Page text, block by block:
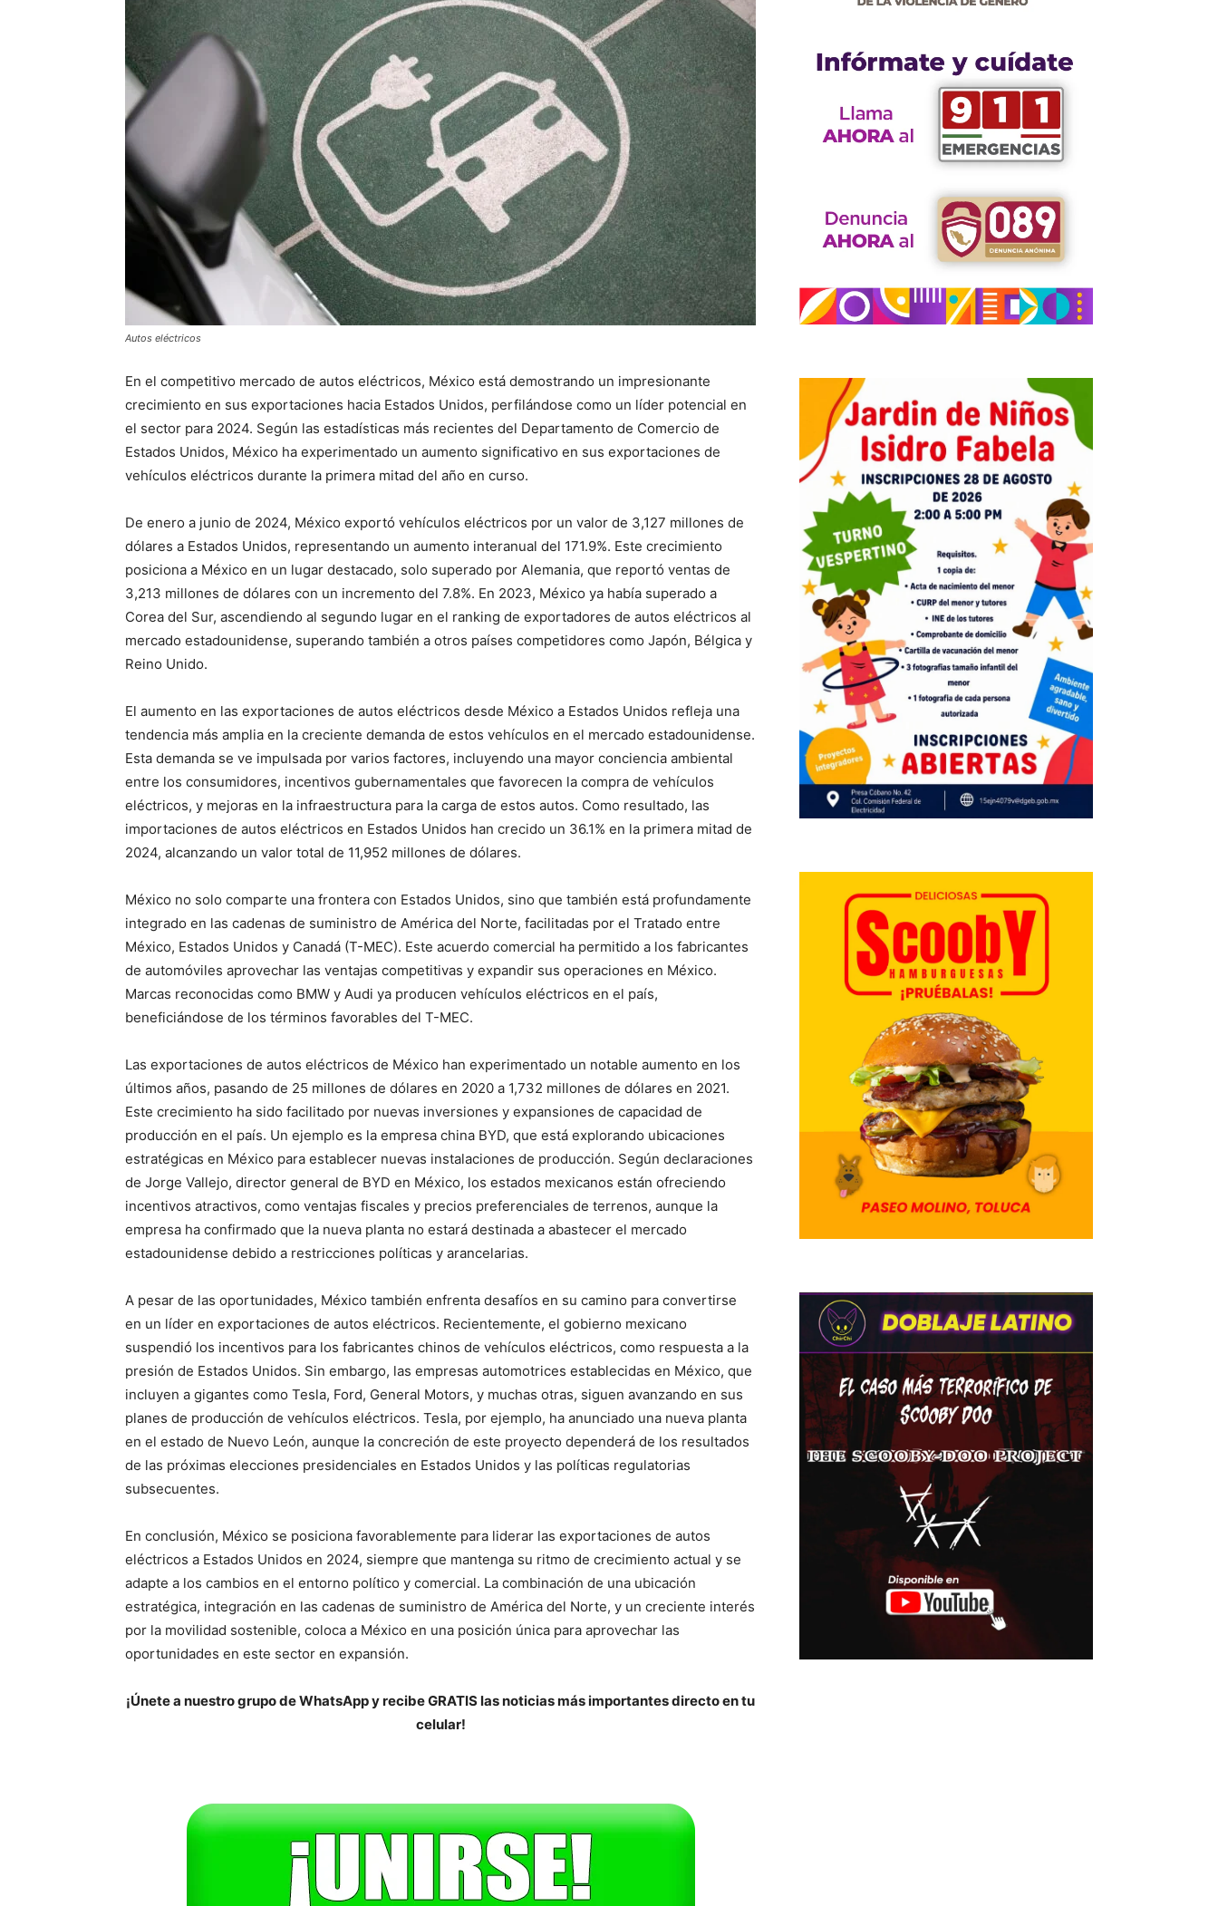
Autos eléctricos
En el competitivo mercado de autos eléctricos, México está demostrando un impresionante
crecimiento en sus exportaciones hacia Estados Unidos, perfilándose como un líder potencial en
el sector para 2024. Según las estadísticas más recientes del Departamento de Comercio de
Estados Unidos, México ha experimentado un aumento significativo en sus exportaciones de
vehículos eléctricos durante la primera mitad del año en curso.
De enero a junio de 2024, México exportó vehículos eléctricos por un valor de 3,127 millones de
dólares a Estados Unidos, representando un aumento interanual del 171.9%. Este crecimiento
posiciona a México en un lugar destacado, solo superado por Alemania, que reportó ventas de
3,213 millones de dólares con un incremento del 7.8%. En 2023, México ya había superado a
Corea del Sur, ascendiendo al segundo lugar en el ranking de exportadores de autos eléctricos al
mercado estadounidense, superando también a otros países competidores como Japón, Bélgica y
Reino Unido.
El aumento en las exportaciones de autos eléctricos desde México a Estados Unidos refleja una
tendencia más amplia en la creciente demanda de estos vehículos en el mercado estadounidense.
Esta demanda se ve impulsada por varios factores, incluyendo una mayor conciencia ambiental
entre los consumidores, incentivos gubernamentales que favorecen la compra de vehículos
eléctricos, y mejoras en la infraestructura para la carga de estos autos. Como resultado, las
importaciones de autos eléctricos en Estados Unidos han crecido un 36.1% en la primera mitad de
2024, alcanzando un valor total de 11,952 millones de dólares.
México no solo comparte una frontera con Estados Unidos, sino que también está profundamente
integrado en las cadenas de suministro de América del Norte, facilitadas por el Tratado entre
México, Estados Unidos y Canadá (T-MEC). Este acuerdo comercial ha permitido a los fabricantes
de automóviles aprovechar las ventajas competitivas y expandir sus operaciones en México.
Marcas reconocidas como BMW y Audi ya producen vehículos eléctricos en el país,
beneficiándose de los términos favorables del T-MEC.
Las exportaciones de autos eléctricos de México han experimentado un notable aumento en los
últimos años, pasando de 25 millones de dólares en 2020 a 1,732 millones de dólares en 2021.
Este crecimiento ha sido facilitado por nuevas inversiones y expansiones de capacidad de
producción en el país. Un ejemplo es la empresa china BYD, que está explorando ubicaciones
estratégicas en México para establecer nuevas instalaciones de producción. Según declaraciones
de Jorge Vallejo, director general de BYD en México, los estados mexicanos están ofreciendo
incentivos atractivos, como ventajas fiscales y precios preferenciales de terrenos, aunque la
empresa ha confirmado que la nueva planta no estará destinada a abastecer el mercado
estadounidense debido a restricciones políticas y arancelarias.
A pesar de las oportunidades, México también enfrenta desafíos en su camino para convertirse
en un líder en exportaciones de autos eléctricos. Recientemente, el gobierno mexicano
suspendió los incentivos para los fabricantes chinos de vehículos eléctricos, como respuesta a la
presión de Estados Unidos. Sin embargo, las empresas automotrices establecidas en México, que
incluyen a gigantes como Tesla, Ford, General Motors, y muchas otras, siguen avanzando en sus
planes de producción de vehículos eléctricos. Tesla, por ejemplo, ha anunciado una nueva planta
en el estado de Nuevo León, aunque la concreción de este proyecto dependerá de los resultados
de las próximas elecciones presidenciales en Estados Unidos y las políticas regulatorias
subsecuentes.
En conclusión, México se posiciona favorablemente para liderar las exportaciones de autos
eléctricos a Estados Unidos en 2024, siempre que mantenga su ritmo de crecimiento actual y se
adapte a los cambios en el entorno político y comercial. La combinación de una ubicación
estratégica, integración en las cadenas de suministro de América del Norte, y un creciente interés
por la movilidad sostenible, coloca a México en una posición única para aprovechar las
oportunidades en este sector en expansión.
¡Únete a nuestro grupo de WhatsApp y recibe GRATIS las noticias más importantes directo en tu
celular!